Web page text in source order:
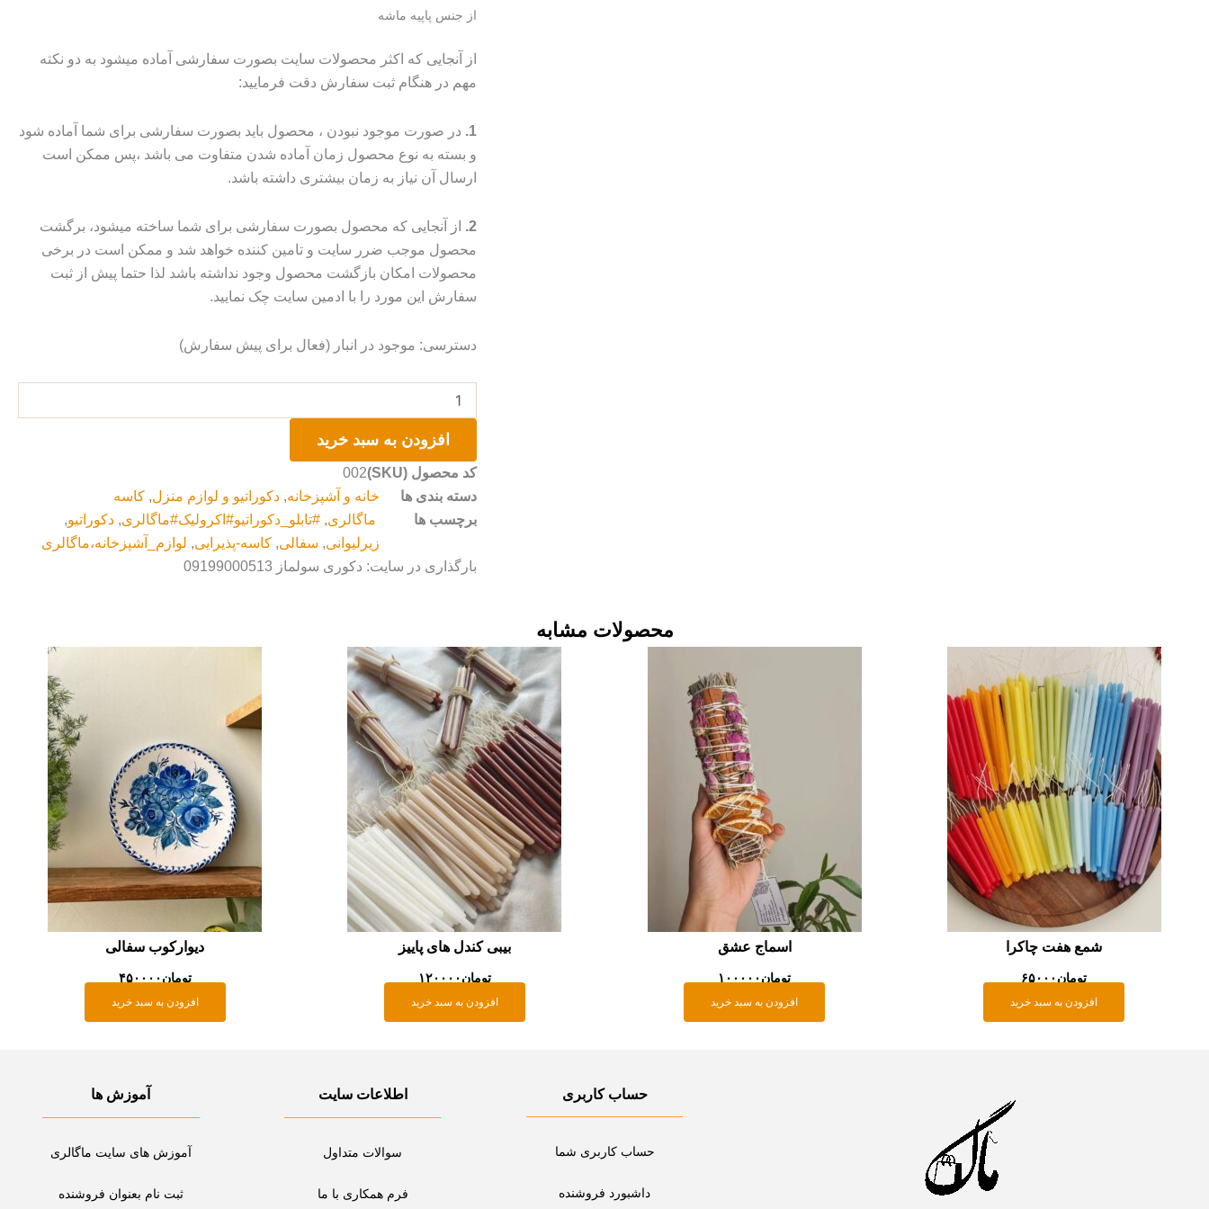
از جنس پاپیه ماشه
از آنجایی که اکثر محصولات سایت بصورت سفارشی آماده میشود به دو نکته
مهم در هنگام ثبت سفارش دقت فرمایید:
1. در صورت موجود نبودن ، محصول باید بصورت سفارشی برای شما آماده شود
و بسته به نوع محصول زمان آماده شدن متفاوت می باشد ،پس ممکن است
ارسال آن نیاز به زمان بیشتری داشته باشد.
2.
از آنجایی که محصول بصورت سفارشی برای شما ساخته میشود، برگشت
محصول موجب ضرر سایت و تامین کننده خواهد شد و ممکن است در برخی
محصولات امکان بازگشت محصول وجود نداشته باشد لذا حتما پیش از ثبت
سفارش این مورد را با ادمین سایت چک نمایید.
دسترسی: موجود در انبار (فعال برای پیش سفارش)
کاسه
پاپیه
افزودن به سبد خرید
کد محصول (SKU)
002
دسته بندی ها
خانه و آشپزخانه,دکوراتیو و لوازم منزل,کاسه
برچسب ها
ماگالری,#تابلو_دکوراتیو#اکرولیک#ماگالری,دکوراتیو,
زیرلیوانی, سفالی,کاسه-پذیرایی, لوازم_آشپزخانه،ماگالری
بارگذاری در سایت: دکوری سولماز 09199000513
محصولات مشابه
شمع هفت چاکرا
تومان۶۵۰۰۰
افزودن به سبد خرید
اسماج عشق
تومان۱۰۰۰۰۰
افزودن به سبد خرید
بیبی کندل های پاییز
تومان۱۲۰۰۰۰
افزودن به سبد خرید
دیوارکوب سفالی
تومان۴۵۰۰۰۰
افزودن به سبد خرید
حساب کاربری
حساب کاربری شما
داشبورد فروشنده
اطلاعات سایت
سوالات متداول
فرم همکاری با ما
آموزش ها
آموزش های سایت ماگالری
ثبت نام بعنوان فروشنده